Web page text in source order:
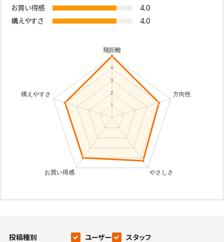
お買い得感 4.0
構えやすさ 4.0
投稿種別 ユーザー スタッフ